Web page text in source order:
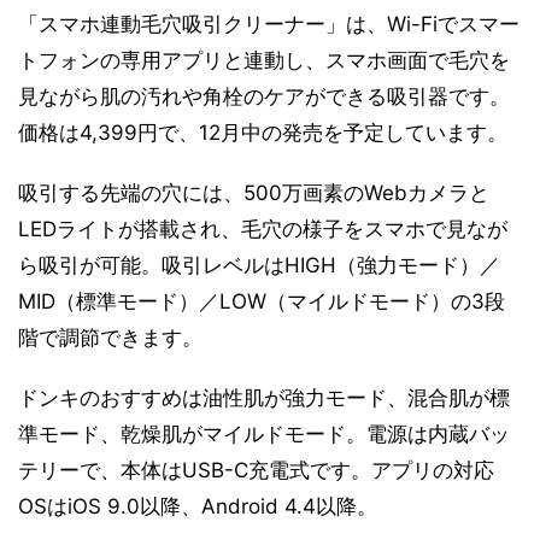
「スマホ連動毛穴吸引クリーナー」は、Wi-Fiでスマー
トフォンの専用アプリと連動し、スマホ画面で毛穴を
見ながら肌の汚れや角栓のケアができる吸引器です。
価格は4,399円で、12月中の発売を予定しています。
吸引する先端の穴には、500万画素のWebカメラと
LEDライトが搭載され、毛穴の様子をスマホで見なが
ら吸引が可能。吸引レベルはHIGH（強力モード）／
MID（標準モード）／LOW（マイルドモード）の3段
階で調節できます。
ドンキのおすすめは油性肌が強力モード、混合肌が標
準モード、乾燥肌がマイルドモード。電源は内蔵バッ
テリーで、本体はUSB-C充電式です。アプリの対応
OSはiOS 9.0以降、Android 4.4以降。